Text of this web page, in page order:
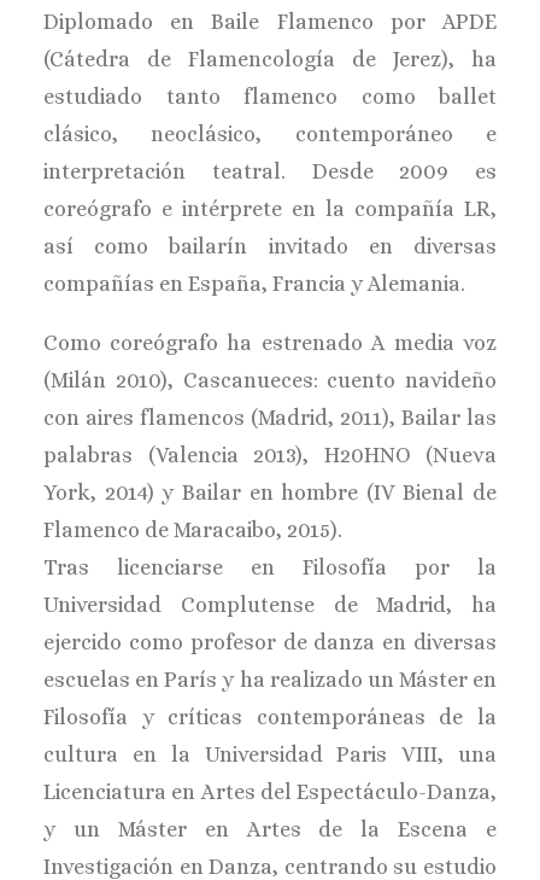
Diplomado en Baile Flamenco por APDE
(Cátedra de Flamencología de Jerez), ha
estudiado tanto flamenco como ballet
clásico, neoclásico, contemporáneo e
interpretación teatral. Desde 2009 es
coreógrafo e intérprete en la compañía LR,
así como bailarín invitado en diversas
compañías en España, Francia y Alemania.
Como coreógrafo ha estrenado A media voz
(Milán 2010), Cascanueces: cuento navideño
con aires flamencos (Madrid, 2011), Bailar las
palabras (Valencia 2013), H20HNO (Nueva
York, 2014) y Bailar en hombre (IV Bienal de
Flamenco de Maracaibo, 2015).
Tras licenciarse en Filosofía por la
Universidad Complutense de Madrid, ha
ejercido como profesor de danza en diversas
escuelas en París y ha realizado un Máster en
Filosofía y críticas contemporáneas de la
cultura en la Universidad Paris VIII, una
Licenciatura en Artes del Espectáculo-Danza,
y un Máster en Artes de la Escena e
Investigación en Danza, centrando su estudio